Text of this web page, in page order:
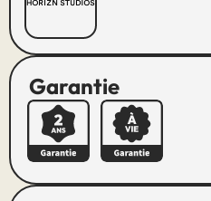
Garantie